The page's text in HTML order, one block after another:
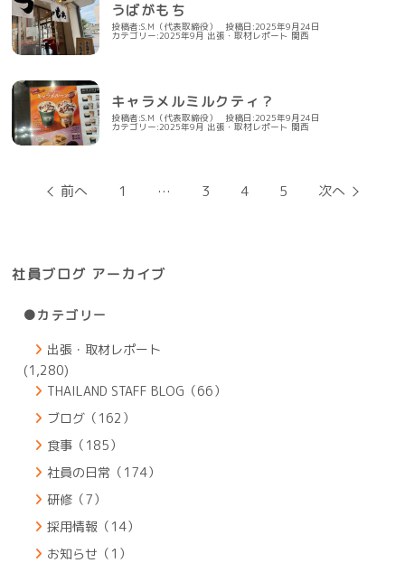
うばがもち
投稿者:S.M（代表取締役） 投稿日:2025年9月24日
カテゴリー:2025年9月 出張・取材レポート 関西
キャラメルミルクティ？
投稿者:S.M（代表取締役） 投稿日:2025年9月24日
カテゴリー:2025年9月 出張・取材レポート 関西
ジ
送
前へ 1 … 3 4 5 次へ
社員ブログ アーカイブ
●カテゴリー
出張・取材レポート
(1,280)
THAILAND STAFF BLOG（66）
ブログ（162）
食事（185）
社員の日常（174）
研修（7）
採用情報（14）
お知らせ（1）